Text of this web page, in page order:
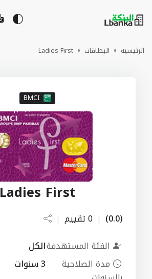
الرئيسية البطاقات Ladies First
BMCI
Ladies First
(0.0)
| 0 تقييم
|
الفئة المستهدفةالكل
مدة الصلاحية
3 سنوات